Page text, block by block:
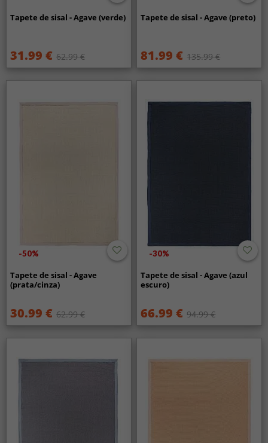
Tapete de sisal - Agave (verde)
31.99 € 62.99 €
Tapete de sisal - Agave (preto)
81.99 € 135.99 €
-50%
Tapete de sisal - Agave
(prata/cinza)
30.99 € 62.99 €
-30%
Tapete de sisal - Agave (azul
escuro)
66.99 € 94.99 €